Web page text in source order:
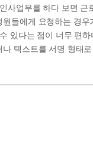
사업무를 하다 보면 근
들에게 요청하는 경우
있다는 점이 너무 편하
텍스트를 서명 형태로